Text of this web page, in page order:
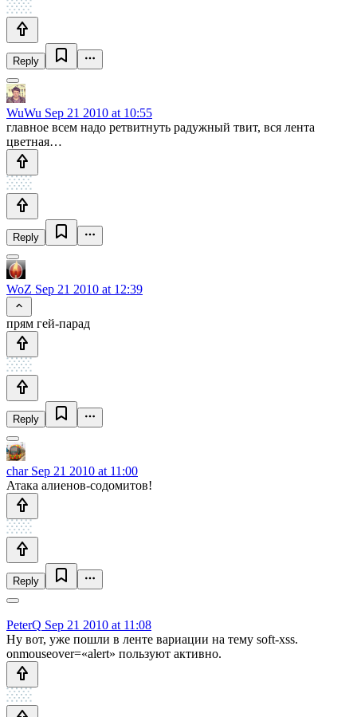
Reply
WuWu Sep 21 2010 at 10:55
главное всем надо ретвитнуть радужный твит, вся лента
цветная…
Reply
WoZ Sep 21 2010 at 12:39
прям гей-парад
Reply
charSep 21 2010 at 11:00
Атака алиенов-содомитов!
Reply
PeterQ Sep 21 2010 at 11:08
Ну вот, уже пошли в ленте вариации на тему soft-xss.
onmouseover=«alert» пользуют активно.